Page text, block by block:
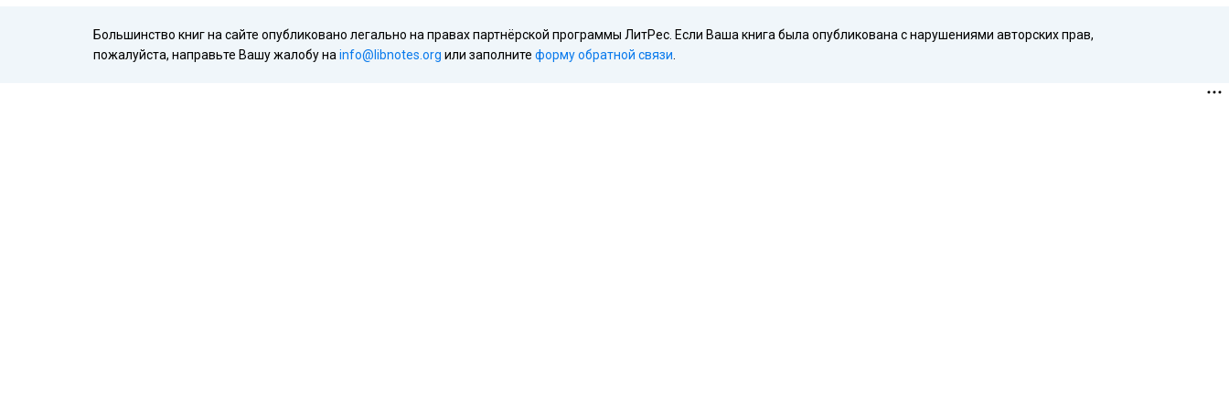
Большинство книг на сайте опубликовано легально на правах партнёрской программы ЛитРес. Если Ваша книга была опубликована с нарушениями авторских прав,
пожалуйста, направьте Вашу жалобу на info@libnotes.org или заполните форму обратной связи